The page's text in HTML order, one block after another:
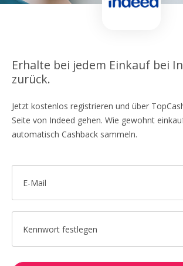
Erhalte bei jedem Einkauf bei
zurück.
Jetzt kostenlos registrieren und über
Seite von Indeed gehen. Wie gewohnt
automatisch Cashback sammeln.
E-Mail
Kennwort festlegen